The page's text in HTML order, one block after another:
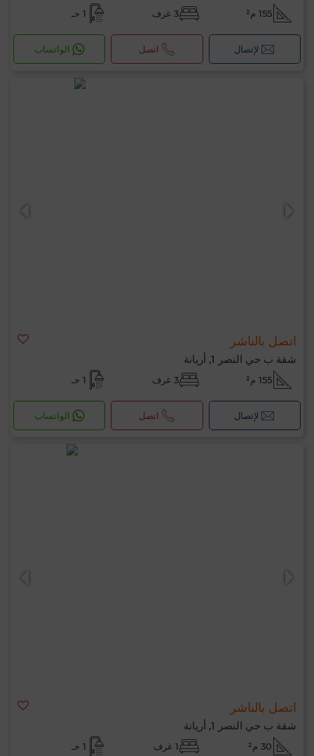
155 م² 3 غرف 1 حـ
لإتصال اتصل الواتساب
اتصل بالناشر
شقة ب حي النصر 1, أريانة
155 م² 3 غرف 1 حـ
لإتصال اتصل الواتساب
اتصل بالناشر
شقة ب حي النصر 1, أريانة
30 م² 1 غرف 1 حـ